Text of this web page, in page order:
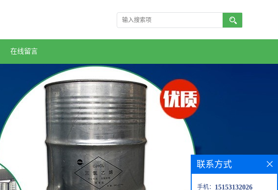
在线留言
联系方式
手机： 15153132026